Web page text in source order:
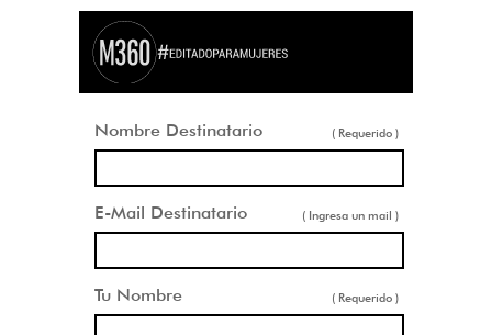
Nombre Destinatario ( Requerido )
E-Mail Destinatario ( Ingresa un mail )
Tu Nombre ( Requerido )